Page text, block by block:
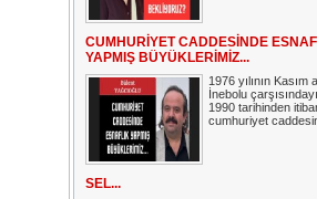
CUMHURİYET CADDESİNDE
YAPMIŞ BÜYÜKLERİMİZ...
1976 yılının Kasım
İnebolu
1990 tarihinden
cumhuriyet
SEL...